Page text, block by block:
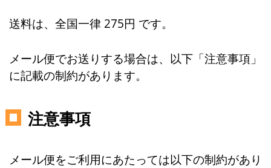
送料は、全国一律 275円 です。
メール便でお送りする場合は、以下「注意事項」
に記載の制約があります。
注意事項
メール便をご利用にあたっては以下の制約があり